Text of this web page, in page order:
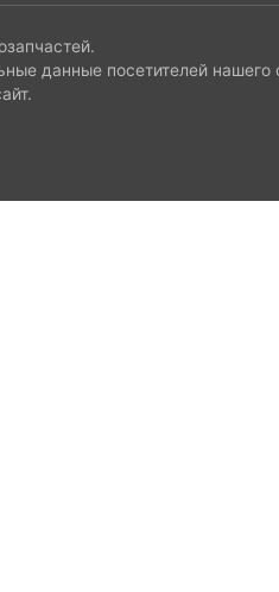
данные посетителей нашего